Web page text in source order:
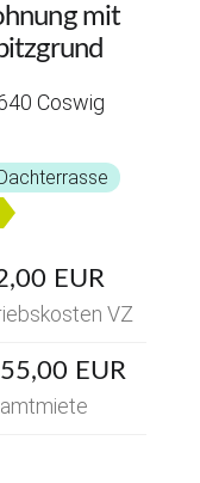
mit
Coswig
EUR
VZ
EUR